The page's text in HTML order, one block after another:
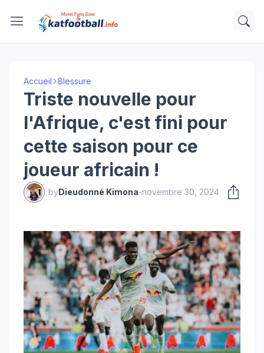
Accueil Blessure
Triste nouvelle pour
l'Afrique, c'est fini pour
cette saison pour ce
joueur africain !
byDieudonné Kimona-novembre 30, 2024